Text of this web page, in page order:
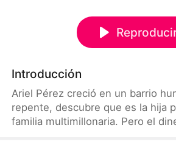
Introducción
Ariel Pérez creció en un barrio
repente, descubre que es la hija
familia multimillonaria. Pero el